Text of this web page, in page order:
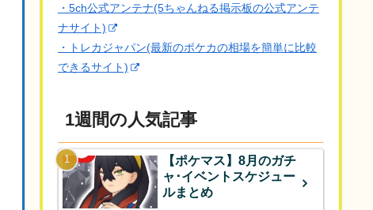
・5ch公式アンテナ(5ちゃんねる掲示板の公式アンテ
ナサイト)
・トレカジャパン(最新のポケカの相場を簡単に比較
できるサイト)
1週間の人気記事
【ポケマス】8月のガチ
ャ･イベントスケジュー
ルまとめ